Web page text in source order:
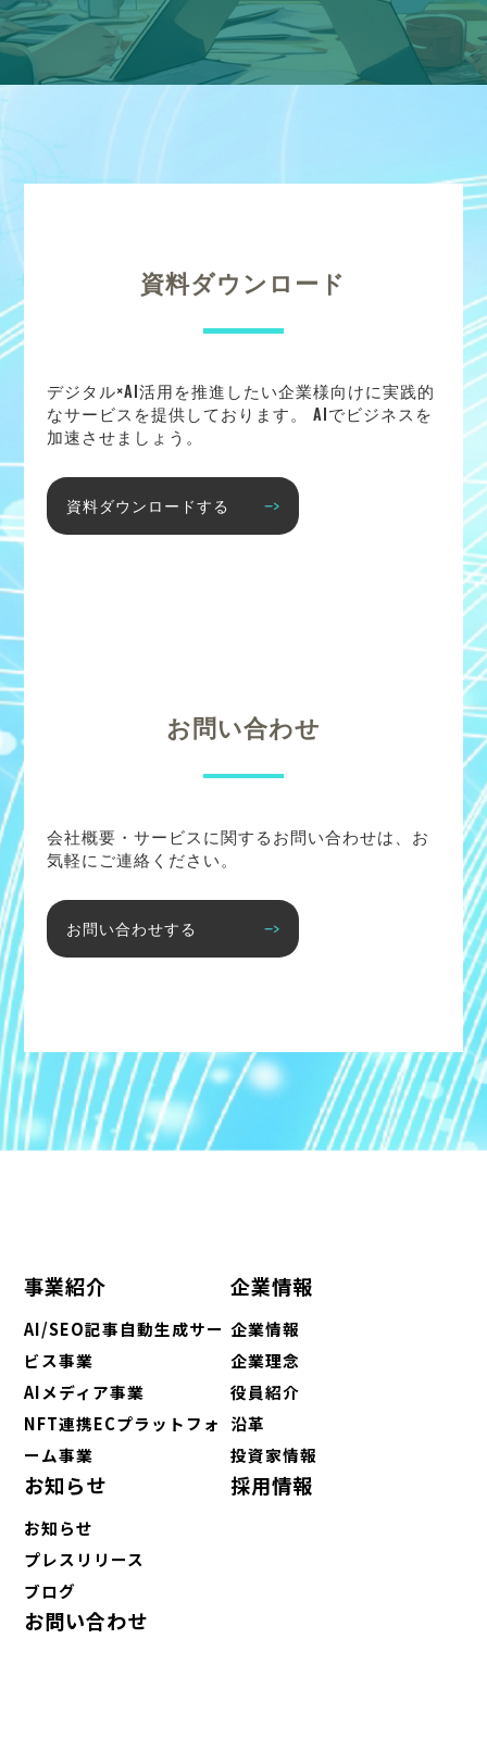
資料ダウンロード
デジタル×AI活用を推進したい企業様向けに実践的
なサービスを提供しております。 AIでビジネスを
加速させましょう。
資料ダウンロードする
お問い合わせ
会社概要・サービスに関するお問い合わせは、お
気軽にご連絡ください。
お問い合わせする
事業紹介
AI/SEO記事自動生成サー
ビス事業
AIメディア事業
NFT連携ECプラットフォ
ーム事業
企業情報
企業情報
企業理念
役員紹介
沿革
投資家情報
お知らせ
お知らせ
プレスリリース
ブログ
採用情報
お問い合わせ